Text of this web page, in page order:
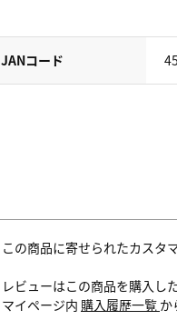
JANコード
この商品に寄せられたカスタ
レビューはこの商品を購入し
マイページ内 購入履歴一覧 か